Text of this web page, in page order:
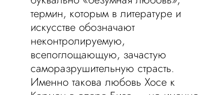
термин, которым в литературе и
искусстве обозначают
неконтролируемую,
всепоглощающую, зачастую
саморазрушительную страсть.
Именно такова любовь Хосе к